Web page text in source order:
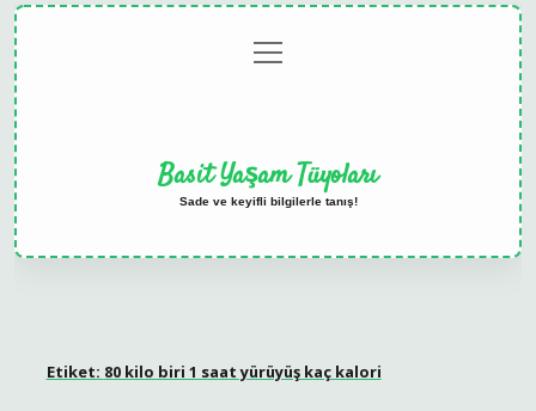
menüyü
aç
Basit Yaşam Tüyoları
Sade ve keyifli bilgilerle tanış!
Etiket: 80 kilo biri 1 saat yürüyüş kaç kalori